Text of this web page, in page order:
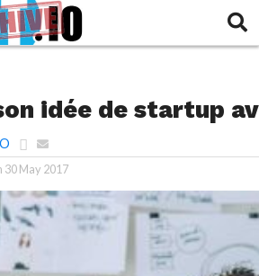
idée de startup
30 May 2017